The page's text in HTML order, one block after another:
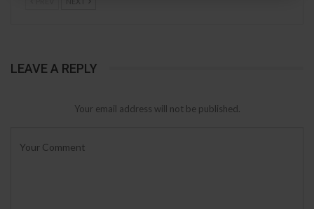
LEAVE A REPLY
Your email address will not be published.